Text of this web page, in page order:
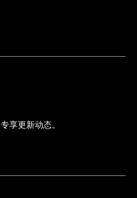
享更新动态。